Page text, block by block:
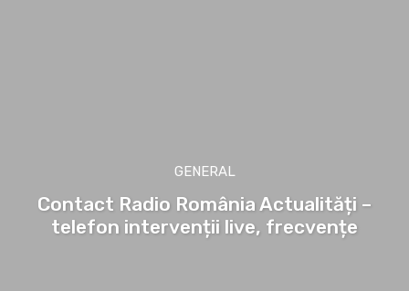
GENERAL
Contact Radio România Actualități –
telefon intervenții live, frecvențe